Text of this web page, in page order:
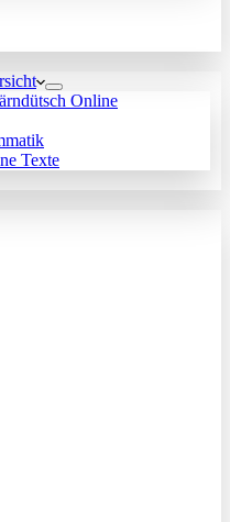
Online
Texte